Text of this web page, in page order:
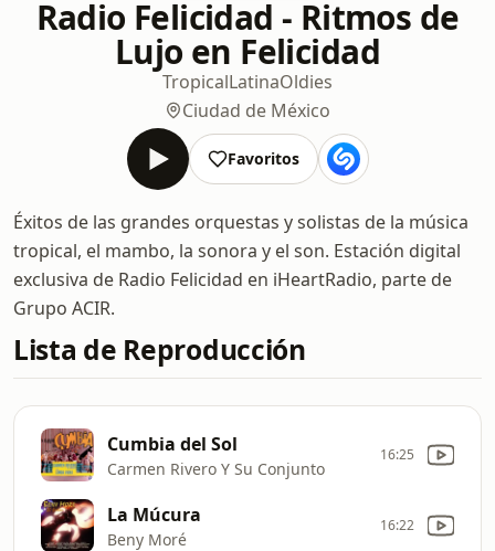
Radio Felicidad - Ritmos de
Lujo en Felicidad
TropicalLatinaOldies
Ciudad de México
Favoritos
Éxitos de las grandes orquestas y solistas de la música
tropical, el mambo, la sonora y el son. Estación digital
exclusiva de Radio Felicidad en iHeartRadio, parte de
Grupo ACIR.
Lista de Reproducción
Cumbia del Sol
Carmen Rivero Y Su Conjunto
16:25
La Múcura
Beny Moré
16:22